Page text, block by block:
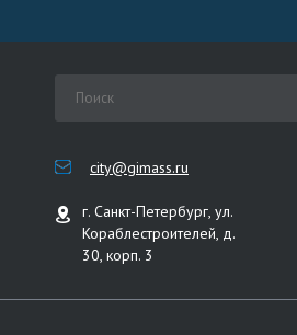
city@gimass.ru
г. Санкт-Петербург, ул.
Кораблестроителей, д.
30, корп. 3